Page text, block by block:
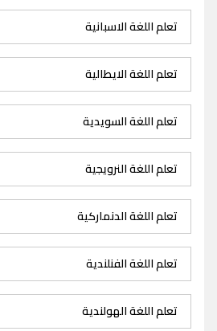
تعلم اللغة الاسبانية
تعلم اللغة الايطالية
تعلم اللغة السويدية
تعلم اللغة النرويجية
تعلم اللغة الدنماركية
تعلم اللغة الفنلندية
تعلم اللغة الهولندية